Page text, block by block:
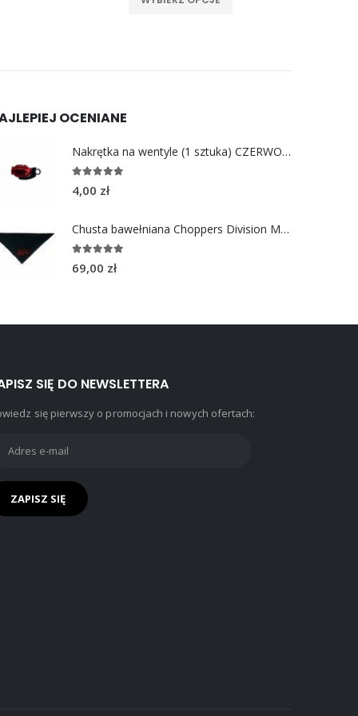
OCENIANE
Nakrętka na wentyle (1 sztuka) CZERWONY GRANAT
out of 5
4,00 zł
Chusta bawełniana Choppers Division MOTORCYCLE LOVE
out of 5
69,00 zł
SIĘ DO NEWSLETTERA
się pierwszy o promocjach i nowych ofertach: